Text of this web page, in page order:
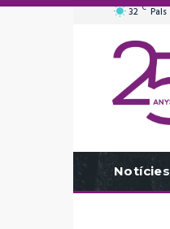
32 C Pals
Notícies